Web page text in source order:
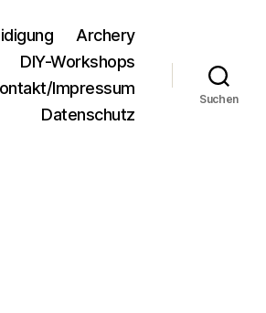
Archery
DIY-Workshops
Impressum
Datenschutz
Suchen